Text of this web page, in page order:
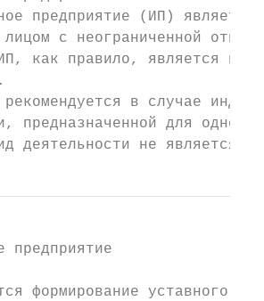
предприятие (ИП) является
с неограниченной
как правило, является и
в случае
предназначенной для одного
деятельности не является
предприятие
формирование уставного •